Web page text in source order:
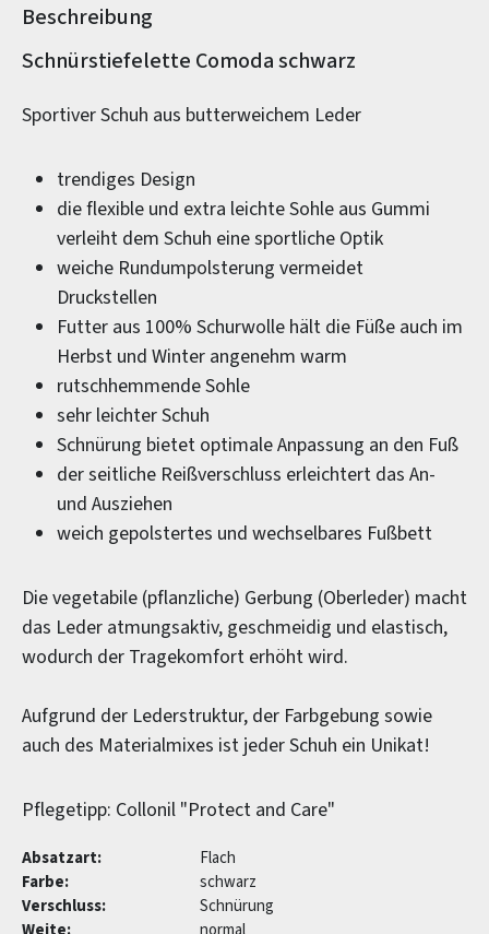
Beschreibung
Produktinformationen
Schnürstiefelette Comoda schwarz
Sportiver Schuh aus butterweichem Leder
trendiges Design
die flexible und extra leichte Sohle aus Gummi
verleiht dem Schuh eine sportliche Optik
weiche Rundumpolsterung vermeidet
Druckstellen
Futter aus 100% Schurwolle hält die Füße auch im
Herbst und Winter angenehm warm
rutschhemmende Sohle
sehr leichter Schuh
Schnürung bietet optimale Anpassung an den Fuß
der seitliche Reißverschluss erleichtert das An-
und Ausziehen
weich gepolstertes und wechselbares Fußbett
Die vegetabile (pflanzliche) Gerbung (Oberleder) macht
das Leder atmungsaktiv, geschmeidig und elastisch,
wodurch der Tragekomfort erhöht wird.
Aufgrund der Lederstruktur, der Farbgebung sowie
auch des Materialmixes ist jeder Schuh ein Unikat!
Pflegetipp: Collonil "Protect and Care"
Absatzart:
Flach
Farbe:
schwarz
Verschluss:
Schnürung